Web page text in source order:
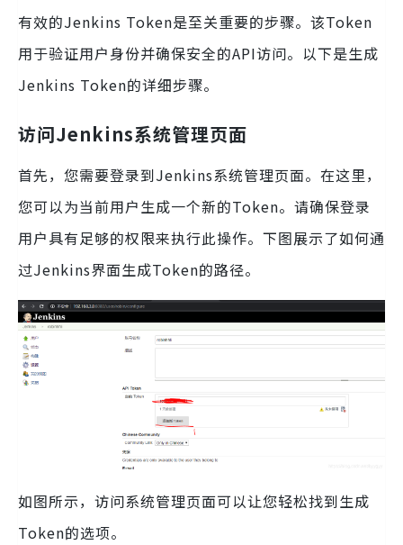
有效的Jenkins Token是至关重要的步骤。该Token
用于验证用户身份并确保安全的API访问。以下是生成
Jenkins Token的详细步骤。
访问Jenkins系统管理页面
首先，您需要登录到Jenkins系统管理页面。在这里，
您可以为当前用户生成一个新的Token。请确保登录
用户具有足够的权限来执行此操作。下图展示了如何通
过Jenkins界面生成Token的路径。
如图所示，访问系统管理页面可以让您轻松找到生成
Token的选项。